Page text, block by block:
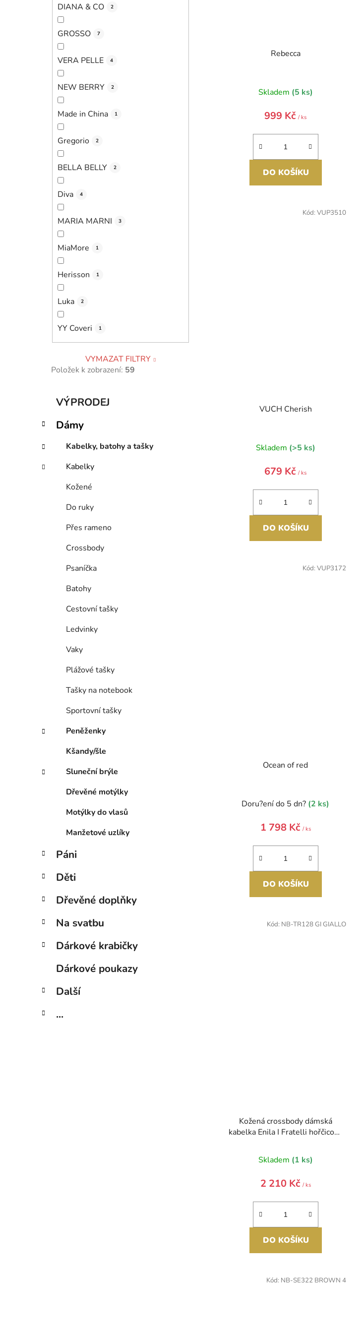
DIANA & CO 2
GROSSO 7
VERA PELLE 4
NEW BERRY 2
Made in China 1
Gregorio 2
BELLA BELLY 2
Diva 4
MARIA MARNI 3
MiaMore 1
Herisson 1
Luka 2
YY Coveri 1
VYMAZAT FILTRY
Položek k zobrazení: 59
Přeskočit
kategorie
e
o
i
VÝPRODEJ
Dámy
Kabelky, batohy a tašky
Kabelky
Kožené
Do ruky
Přes rameno
Crossbody
Psaníčka
Batohy
Cestovní tašky
Ledvinky
Vaky
Plážové tašky
Tašky na notebook
Sportovní tašky
Peněženky
Kšandy/šle
Sluneční brýle
Dřevěné motýlky
Motýlky do vlasů
Manžetové uzlíky
Páni
Děti
Dřevěné doplňky
Na svatbu
Dárkové krabičky
Dárkové poukazy
Další
...
Rebecca
Skladem (5 ks)
999 Kč/ ks
DO KOŠÍKU
VUCH Cherish
Skladem (>5 ks)
679 Kč/ ks
DO KOŠÍKU
Kód: VUP3510
Ocean of red
Doru?ení do 5 dn? (2 ks)
1 798 Kč / ks
DO KOŠÍKU
Kód: VUP3172
Kožená crossbody dámská
kabelka Enila I Fratelli hořčicová
Skladem (1 ks)
2 210 Kč / ks
DO KOŠÍKU
Kód: NB-TR128 GI GIALLO
Kód: NB-SE322 BROWN 4